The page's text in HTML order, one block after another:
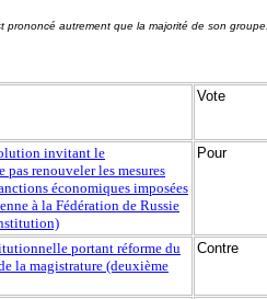
autrement que la majorité de son groupe.
Vote
invitant le
pas renouveler les mesures
économiques imposées
à la Fédération de Russie
Pour
portant réforme du
la magistrature (deuxième
Contre